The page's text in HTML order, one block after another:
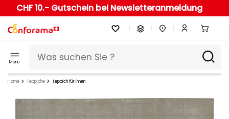
CHF 10.- Gutschein bei Newsletteranmeldung
Menü
Home Teppiche Teppich für innen